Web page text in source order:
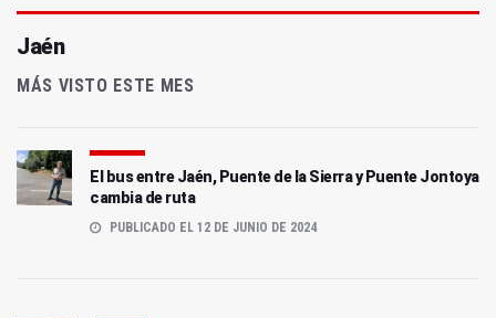
Jaén
MÁS VISTO ESTE MES
El bus entre Jaén, Puente de la Sierra y Puente Jontoya
cambia de ruta
PUBLICADO EL 12 DE JUNIO DE 2024